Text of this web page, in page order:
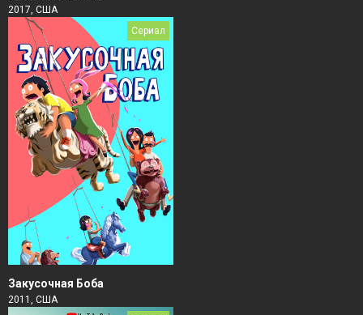
2017, США
Сериал
Закусочная Боба
2011, США